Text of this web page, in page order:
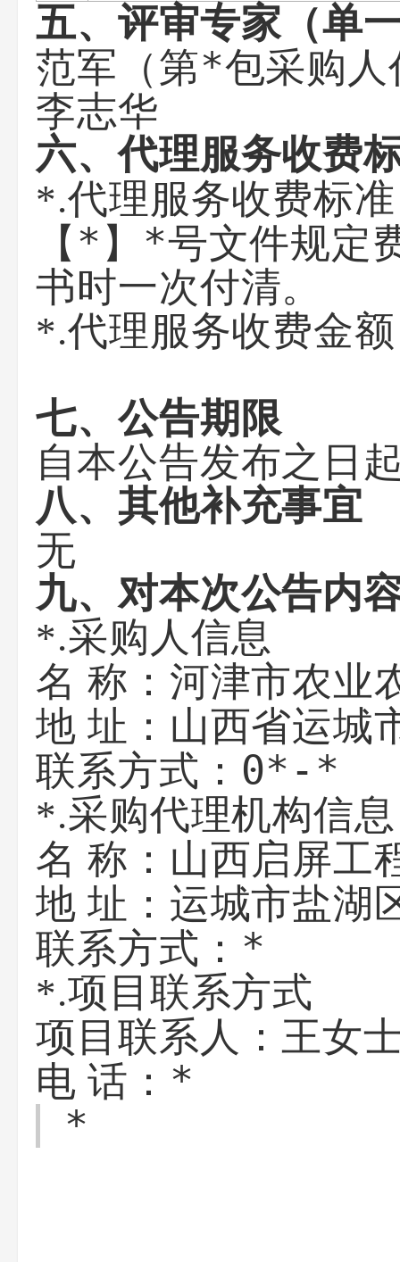
五、评审专家（单
范军（第*包采购人
李志华
六、代理服务收费
*.代理服务收费标
【*】*号文件规定
书时一次付清。
*.代理服务收费金
七、公告期限
自本公告发布之日
八、其他补充事宜
无
九、对本次公告内
*.采购人信息
名 称： 河津市农业
地 址： 山西省运城
联系方式： 0*-*
*.采购代理机构信息
名 称： 山西启屏工
地 址： 运城市盐湖
联系方式： *
*.项目联系方式
项目联系人： 王女
电 话： *
*